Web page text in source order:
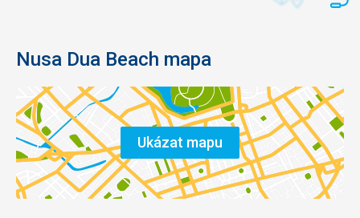
Nusa Dua Beach mapa
Ukázat mapu